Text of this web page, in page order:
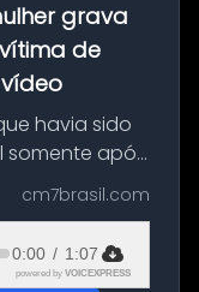
grava
de
havia sido
somente após
em
cm7brasil.com
0:00 / 1:07
powered by VOICEXPRESS